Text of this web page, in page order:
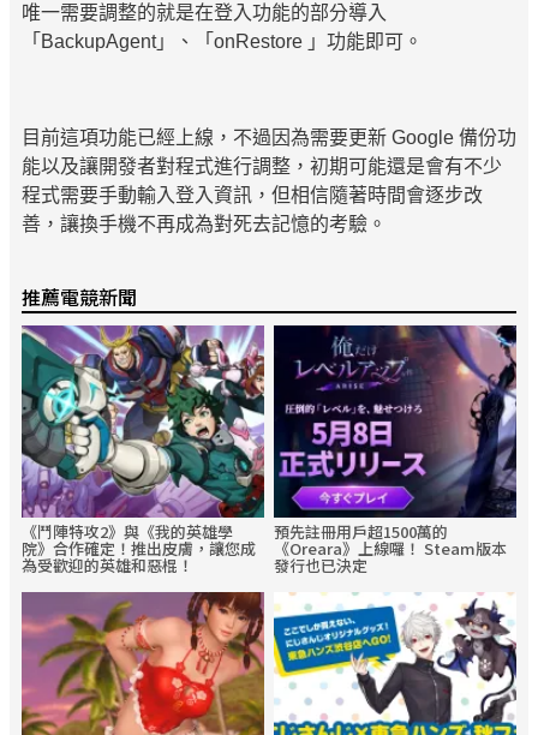
唯一需要調整的就是在登入功能的部分導入
「BackupAgent」、「onRestore 」功能即可。
目前這項功能已經上線，不過因為需要更新 Google 備份功
能以及讓開發者對程式進行調整，初期可能還是會有不少
程式需要手動輸入登入資訊，但相信隨著時間會逐步改
善，讓換手機不再成為對死去記憶的考驗。
推薦電競新聞
《鬥陣特攻2》與《我的英雄學
院》合作確定！推出皮膚，讓您成
為受歡迎的英雄和惡棍！
預先註冊用戶超1500萬的
《Oreara》上線囉！ Steam版本
發行也已決定